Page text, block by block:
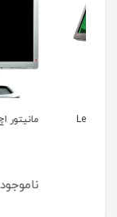
مانیتور اچ پی HP LA1951G
ناموجود